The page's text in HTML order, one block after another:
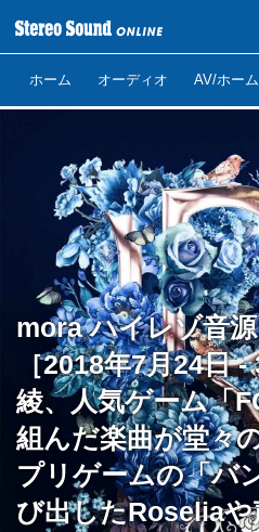
ホーム オーディオ AV/ホー
mora ハイレゾ音
［2018年7月24日
綾、人気ゲーム「
組んだ楽曲が堂々
プリゲームの「バ
び出したRoseliaや